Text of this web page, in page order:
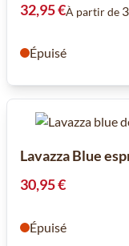
32,95 €À partir de
Épuisé
Lavazza Blue
30,95 €
Épuisé